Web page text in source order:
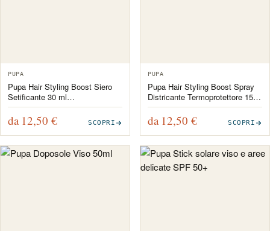
PUPA
Pupa Hair Styling Boost Siero
Setificante 30 ml
Art.0T3G09A001
da 12,50€ SCOPRI
PUPA
Pupa Hair Styling Boost Spray
Districante Termoprotettore 150
ml Art.0T3G08A001
da 12,50€ SCOPRI